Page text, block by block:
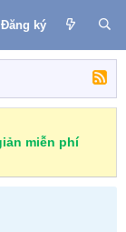
Đăng ký
miễn phí